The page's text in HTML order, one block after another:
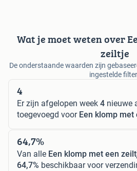
Wat je moet weten over
zeiltje
De onderstaande waarden zijn
ingestelde
4
Er zijn afgelopen week 4 nieuwe
toegevoegd voor Een klomp met
64,7%
Van alle Een klomp met een
64,7% beschikbaar voor